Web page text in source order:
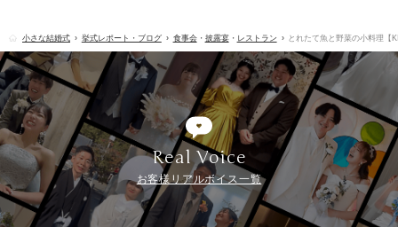
小さな結婚式 挙式レポート・ブログ 食事会・ 披露宴・ レストラン とれたて魚と野菜の小料理【
Real Voice
お客様リアルボイス一覧